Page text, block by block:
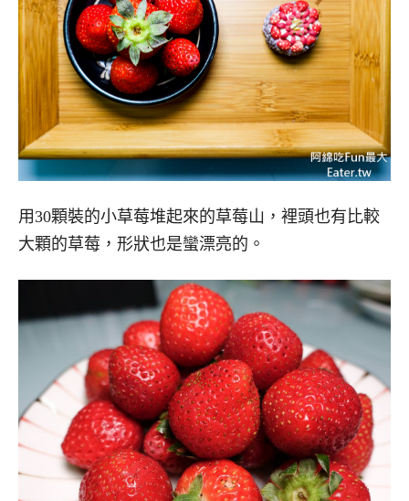
用30顆裝的小草莓堆起來的草莓山，裡頭也有比較
大顆的草莓，形狀也是蠻漂亮的。